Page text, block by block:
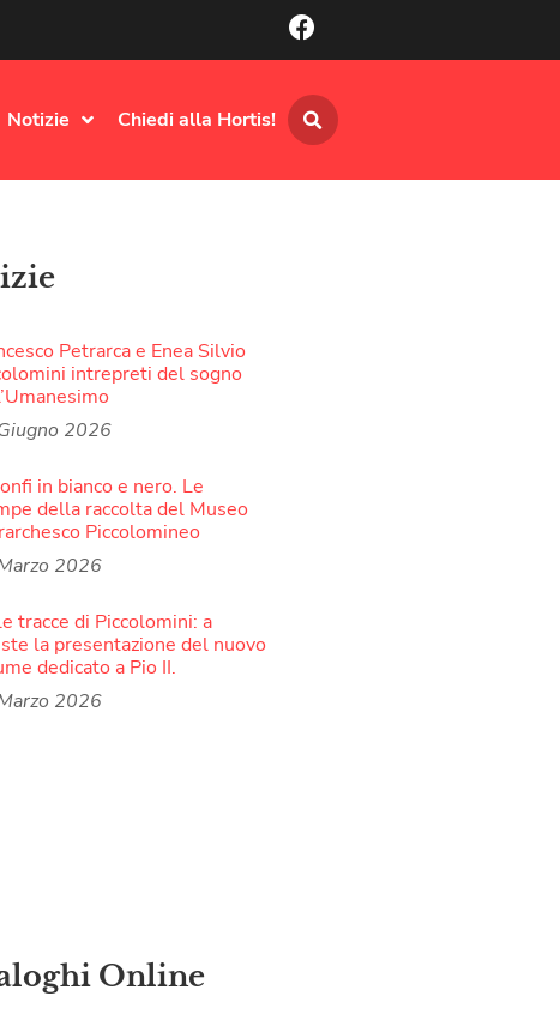
Notizie Chiedi alla Hortis!
Petrarca e Enea Silvio
intrepreti del sogno
2026
in bianco e nero. Le
della raccolta del Museo
Piccolomineo
2026
tracce di Piccolomini: a
la presentazione del nuovo
dedicato a Pio II.
2026
Online